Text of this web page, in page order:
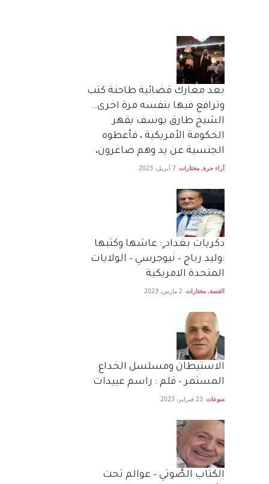
بعد معارك قضائية طاحنة كتب
وترافع فيها بنفسه مرة اخرى..
الشيخ طارق يوسف يقهر
الحكومة الأمريكية ، فأعطوه
الجنسية عن يد وهم صاغرون،
آراء حرة, مختارات 7 أبريل، 2023
دكريات بغداد ٍ: عاشها وكتبها
:وليد رباح – نيوجرسي – الولايات
المتحدة الامريكية
القصة, مختارات 2 مارس، 2023
الاستيطان ومسلسل الخداع
المستمر – قلم : راسم عبيدات
منوعات 23 فبراير، 2023
الكتاب الصَّوتي – عوالم تحت